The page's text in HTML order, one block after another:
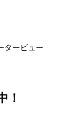
タービュー
！